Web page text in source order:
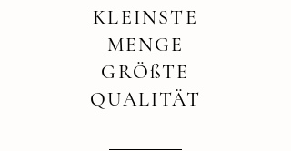
KLEINSTE
MENGE
GRÖßTE
QUALITÄT